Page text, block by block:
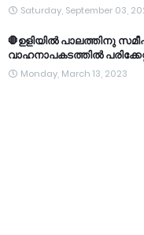
Saturday, September 03,
🛑ഉളിയിൽ പാലത്തിനു
വാഹനാപകടത്തിൽ
Monday, March 13, 2023